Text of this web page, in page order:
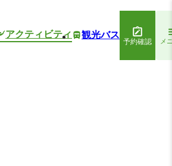
アクティビティ 観光バス
予約確認 メ